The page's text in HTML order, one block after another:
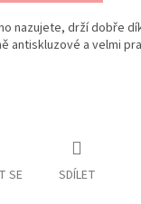
nazujete, drží dobře
antiskluzové a velmi
SE SDÍLET